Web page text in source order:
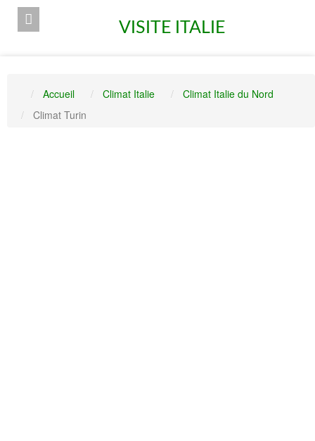
VISITE ITALIE
Accueil Climat Italie
Climat Italie du Nord
Climat Turin